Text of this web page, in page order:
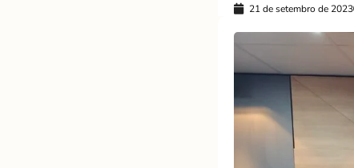
21 de setembro de 2023